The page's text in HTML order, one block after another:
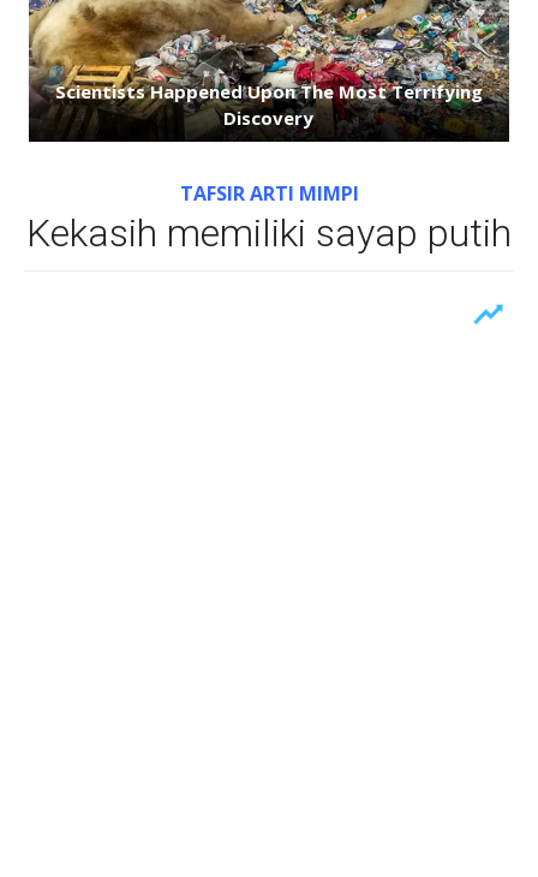
TAFSIR ARTI MIMPI
Kekasih memiliki sayap putih